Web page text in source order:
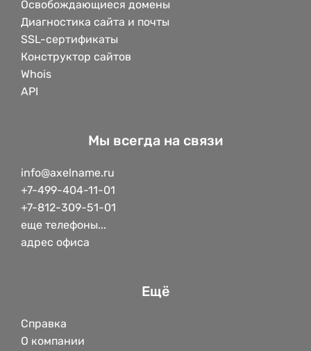
Освобождающиеся домены
Диагностика сайта и почты
SSL-сертификаты
Конструктор сайтов
Whois
API
Мы всегда на связи
info@axelname.ru
+7-499-404-11-01
+7-812-309-51-01
еще телефоны...
адрес офиса
Ещё
Справка
О компании